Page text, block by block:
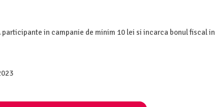
participante in campanie de minim 10 lei si incarca bonul fiscal in